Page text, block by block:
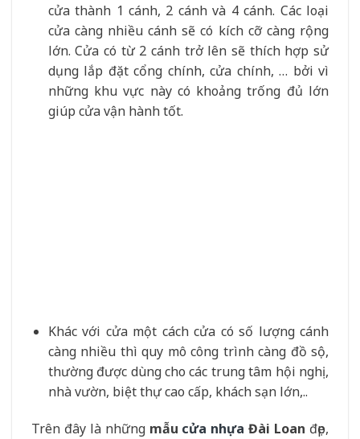
cửa thành 1 cánh, 2 cánh và 4 cánh. Các loại
cửa càng nhiều cánh sẽ có kích cỡ càng rộng
lớn. Cửa có từ 2 cánh trở lên sẽ thích hợp sử
dụng lắp đặt cổng chính, cửa chính, … bởi vì
những khu vực này có khoảng trống đủ lớn
giúp cửa vận hành tốt.
Khác với cửa một cách cửa có số lượng cánh
càng nhiều thì quy mô công trình càng đồ sộ,
thường được dùng cho các trung tâm hội nghị,
nhà vườn, biệt thự cao cấp, khách sạn lớn,..
Trên đây là những mẫu cửa nhựa Đài Loan đẹp,